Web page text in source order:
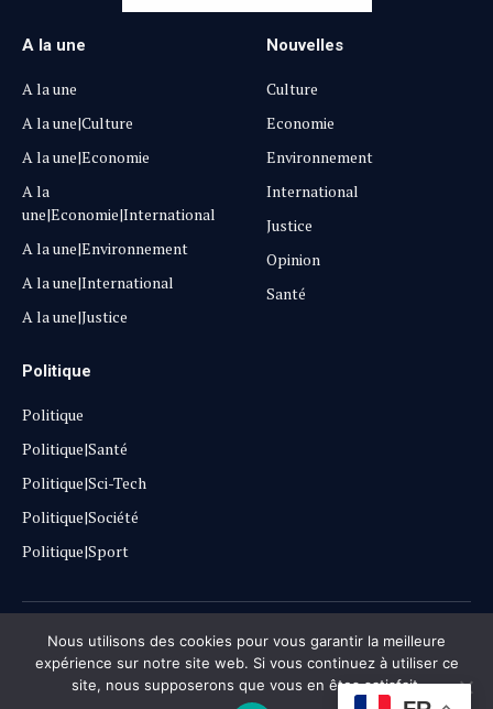
A la une
A la une
A la une|Culture
A la une|Economie
A la
une|Economie|International
A la une|Environnement
A la une|International
A la une|Justice
Nouvelles
Culture
Economie
Environnement
International
Justice
Opinion
Santé
Politique
Politique
Politique|Santé
Politique|Sci-Tech
Politique|Société
Politique|Sport
Copyright © 2025 Lehautpanel
Confidentialité Contact Don
Nous utilisons des cookies pour vous garantir la meilleure
expérience sur notre site web. Si vous continuez à utiliser ce
site, nous supposerons que vous en êtes satisfait.